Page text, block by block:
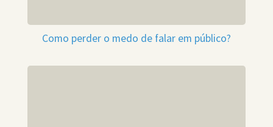
Como perder o medo de falar em público?